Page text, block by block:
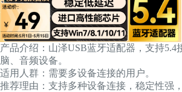
产品介绍：山泽USB蓝牙适配器，支持5.4
脑、音频设备。
适用人群：需要多设备连接的用户。
推荐理由：支持多种设备连接，稳定性强